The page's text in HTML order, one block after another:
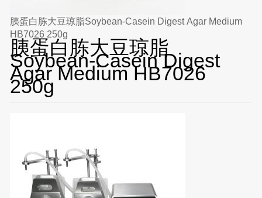
胰蛋白胨大豆琼脂Soybean-Casein Digest Agar Medium
HB7026 250g
胰蛋白胨大豆琼脂
Soybean-Casein Digest
Agar Medium HB7026
250g